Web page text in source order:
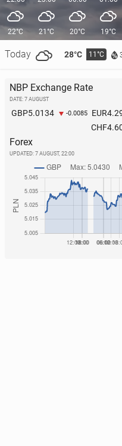
22°C
Today 28°C 11°C
21°C 20°C 19°C
NBP Exchange Rate
DATE: 7 AUGUST
GBP5.0134 -0.0085 EUR
CHF
Forex
UPDATED: 7 AUGUST, 22:00